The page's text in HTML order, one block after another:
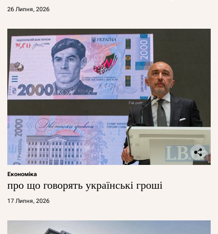
26 Липня, 2026
Економіка
про що говорять українські гроші
17 Липня, 2026